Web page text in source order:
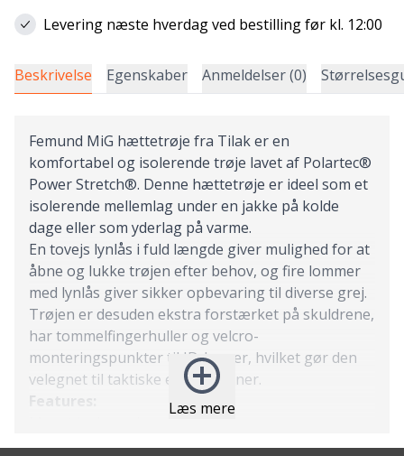
Levering næste hverdag ved bestilling før kl. 12:00
Beskrivelse Egenskaber Anmeldelser (0)
Læs mere
Femund MiG hættetrøje fra Tilak er en
komfortabel og isolerende trøje lavet af Polartec®
Power Stretch®. Denne hættetrøje er ideel som et
isolerende mellemlag under en jakke på kolde
dage eller som yderlag på varme.
En tovejs lynlås i fuld længde giver mulighed for at
åbne og lukke trøjen efter behov, og fire lommer
med lynlås giver sikker opbevaring til diverse grej.
Trøjen er desuden ekstra forstærket på skuldrene,
har tommelfingerhuller og velcro-
monteringspunkter til ID-lapper, hvilket gør den
velegnet til taktiske ekspeditioner.
Features:
Ekstra forstærkning på skuldrene